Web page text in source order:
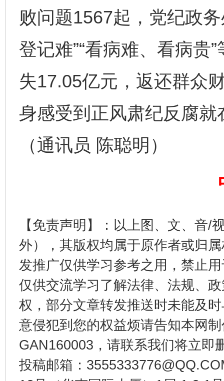
败问题1567起，党纪政
登记难”“看病难、看病贵
失17.05亿元，返还群众
身感受到正风肃纪反腐
（通讯员 陈聪明）
【免责声明】：以上图、文、音/
外），其版权均属于原作者或归
发推广仅供学习参考之用，禁止
仅供交流学习了解法律、法规、
权，部分文章转发推送时未能及
意侵犯到您的权益烦请告知本网
GAN160003，请联系我们将立即
投稿邮箱：
从幼儿园到大学，有这些资助 “